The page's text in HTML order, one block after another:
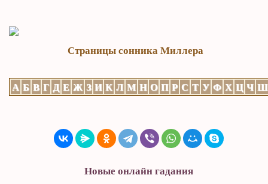
Страницы сонника Миллера
А Б В Г Д Е Ж З И К Л М Н О П Р С Т У Ф Х Ц Ч Ш
Новые онлайн гадания